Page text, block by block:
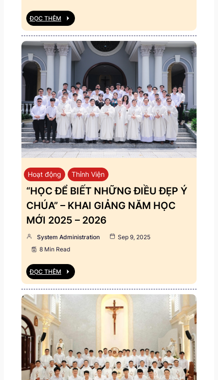
ĐỌC THÊM
Hoạt động Thỉnh Viện
“HỌC ĐỂ BIẾT NHỮNG ĐIỀU ĐẸP Ý
CHÚA” – KHAI GIẢNG NĂM HỌC
MỚI 2025 – 2026
System Administration
Sep 9, 2025
8 Min Read
ĐỌC THÊM